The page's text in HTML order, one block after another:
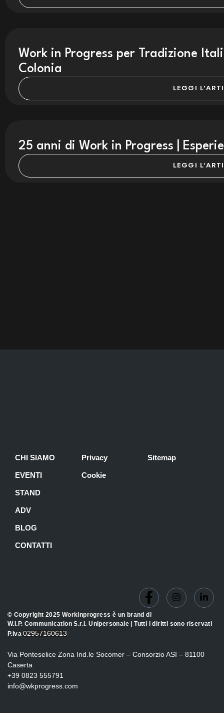
Work in Progress per Tradizione
Colonia
LEGGI
25 anni di Work in Progress |
LEGGI
CHI SIAMO
EVENTI
STAND
ADV
BLOG
CONTATTI
Privacy
Cookie
Sitemap
© Copyright 2025 Workinprogress è un brand di
W.I.P. Communication S.r.l. Unipersonale | Tutti i diritti sono riservati
P.Iva02957160613
Via Ponteselice Zona Ind.le Socomer – Consorzio ASI – 81100
Caserta
+39 0823 555791
info@wkprogress.com